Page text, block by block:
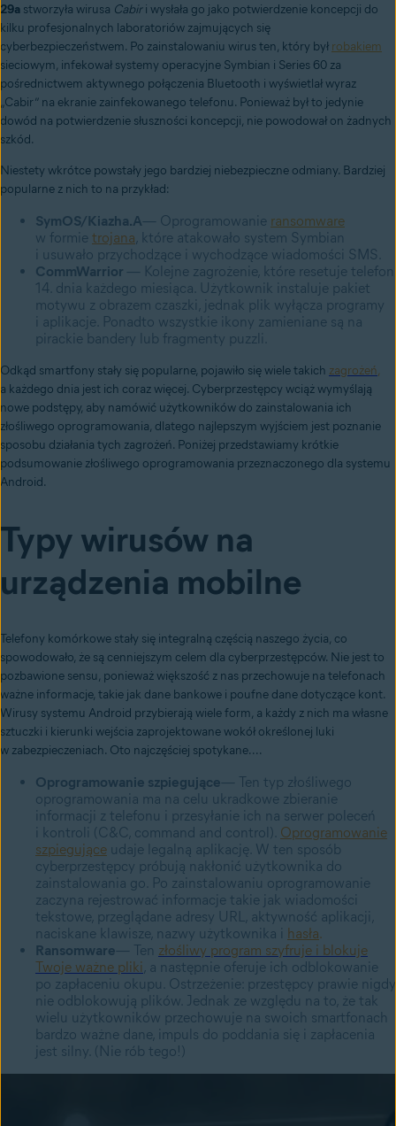
29a stworzyła wirusa Cabiri wysłała go jako potwierdzenie koncepcji do
kilku profesjonalnych laboratoriów zajmujących się
cyberbezpieczeństwem. Po zainstalowaniu wirus ten, który był robakiem
sieciowym, infekował systemy operacyjne Symbian i Series 60 za
pośrednictwem aktywnego połączenia Bluetooth i wyświetlał wyraz
„Cabir” na ekranie zainfekowanego telefonu. Ponieważ był to jedynie
dowód na potwierdzenie słuszności koncepcji, nie powodował on żadnych
szkód.
Niestety wkrótce powstały jego bardziej niebezpieczne odmiany. Bardziej
popularne z nich to na przykład:
SymOS/Kiazha.A— Oprogramowanie ransomware
w formie trojana, które atakowało system Symbian
i usuwało przychodzące i wychodzące wiadomości SMS.
CommWarrior — Kolejne zagrożenie, które resetuje telefon
14. dnia każdego miesiąca. Użytkownik instaluje pakiet
motywu z obrazem czaszki, jednak plik wyłącza programy
i aplikacje. Ponadto wszystkie ikony zamieniane są na
pirackie bandery lub fragmenty puzzli.
Odkąd smartfony stały się popularne, pojawiło się wiele takich zagrożeń,
a każdego dnia jest ich coraz więcej. Cyberprzestępcy wciąż wymyślają
nowe podstępy, aby namówić użytkowników do zainstalowania ich
złośliwego oprogramowania, dlatego najlepszym wyjściem jest poznanie
sposobu działania tych zagrożeń. Poniżej przedstawiamy krótkie
podsumowanie złośliwego oprogramowania przeznaczonego dla systemu
Android.
Typy wirusów na
urządzenia mobilne
Telefony komórkowe stały się integralną częścią naszego życia, co
spowodowało, że są cenniejszym celem dla cyberprzestępców. Nie jest to
pozbawione sensu, ponieważ większość z nas przechowuje na telefonach
ważne informacje, takie jak dane bankowe i poufne dane dotyczące kont.
Wirusy systemu Android przybierają wiele form, a każdy z nich ma własne
sztuczki i kierunki wejścia zaprojektowane wokół określonej luki
w zabezpieczeniach. Oto najczęściej spotykane....
Oprogramowanie szpiegujące— Ten typ złośliwego
oprogramowania ma na celu ukradkowe zbieranie
informacji z telefonu i przesyłanie ich na serwer poleceń
i kontroli (C&C, command and control). Oprogramowanie
szpiegujące udaje legalną aplikację. W ten sposób
cyberprzestępcy próbują nakłonić użytkownika do
zainstalowania go. Po zainstalowaniu oprogramowanie
zaczyna rejestrować informacje takie jak wiadomości
tekstowe, przeglądane adresy URL, aktywność aplikacji,
naciskane klawisze, nazwy użytkownika i hasła.
Ransomware— Ten złośliwy program szyfruje i blokuje
Twoje ważne pliki , a następnie oferuje ich odblokowanie
po zapłaceniu okupu. Ostrzeżenie: przestępcy prawie nigdy
nie odblokowują plików. Jednak ze względu na to, że tak
wielu użytkowników przechowuje na swoich smartfonach
bardzo ważne dane, impuls do poddania się i zapłacenia
jest silny. (Nie rób tego!)